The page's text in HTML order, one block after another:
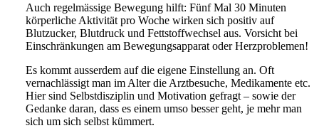
Auch regelmässige Bewegung hilft: Fünf Mal 30 Minuten
körperliche Aktivität pro Woche wirken sich positiv auf
Blutzucker, Blutdruck und Fettstoffwechsel aus. Vorsicht bei
Einschränkungen am Bewegungsapparat oder Herzproblemen!
Es kommt ausserdem auf die eigene Einstellung an. Oft
vernachlässigt man im Alter die Arztbesuche, Medikamente etc.
Hier sind Selbstdisziplin und Motivation gefragt – sowie der
Gedanke daran, dass es einem umso besser geht, je mehr man
sich um sich selbst kümmert.